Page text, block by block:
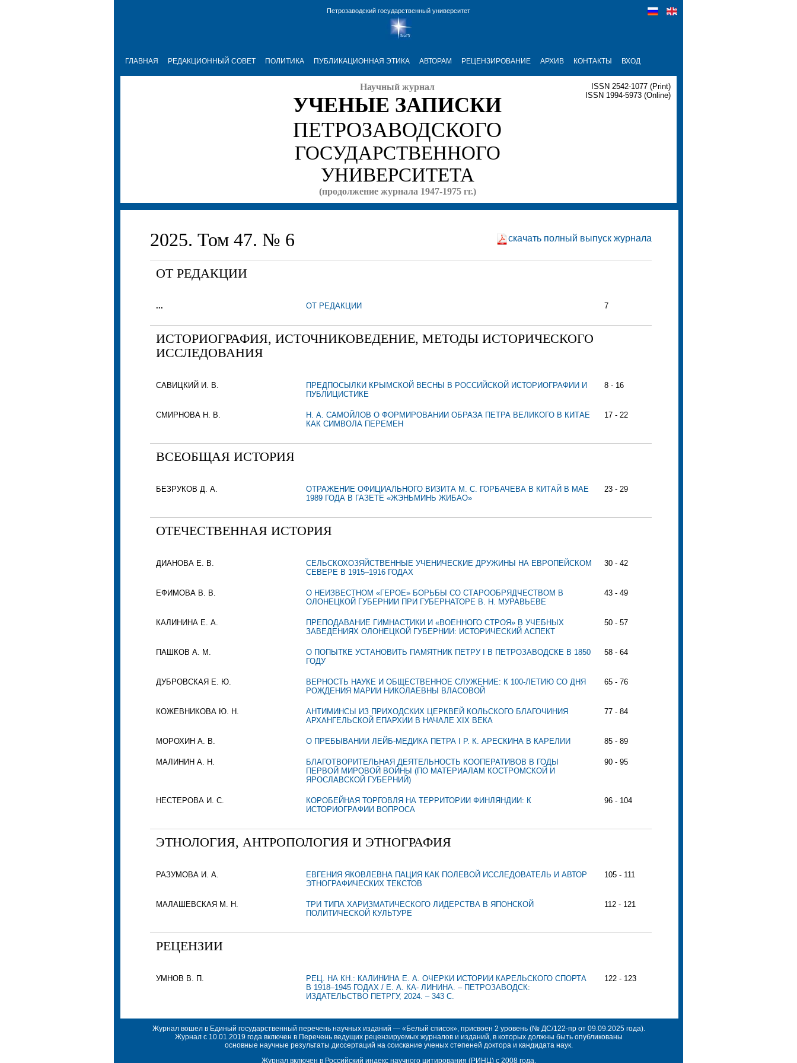
Петрозаводский государственный университет
ГЛАВНАЯ РЕДАКЦИОННЫЙ СОВЕТ ПОЛИТИКА ПУБЛИКАЦИОННАЯ ЭТИКА АВТОРАМ РЕЦЕНЗИРОВАНИЕ АРХИВ КОНТАКТЫ ВХОД
Научный журнал
УЧЕНЫЕ ЗАПИСКИ
ПЕТРОЗАВОДСКОГО
ГОСУДАРСТВЕННОГО
УНИВЕРСИТЕТА
(продолжение журнала 1947-1975 гг.)
ISSN 2542-1077 (Print)
ISSN 1994-5973 (Online)
2025. Том 47. № 6 скачать полный выпуск журнала
ОТ РЕДАКЦИИ
... ОТ РЕДАКЦИИ 7
ИСТОРИОГРАФИЯ, ИСТОЧНИКОВЕДЕНИЕ, МЕТОДЫ ИСТОРИЧЕСКОГО
ИССЛЕДОВАНИЯ
САВИЦКИЙ И. В.
ПРЕДПОСЫЛКИ КРЫМСКОЙ ВЕСНЫ В РОССИЙСКОЙ ИСТОРИОГРАФИИ И
ПУБЛИЦИСТИКЕ
8 - 16
СМИРНОВА Н. В.
Н. А. САМОЙЛОВ О ФОРМИРОВАНИИ ОБРАЗА ПЕТРА ВЕЛИКОГО В КИТАЕ
КАК СИМВОЛА ПЕРЕМЕН
17 - 22
ВСЕОБЩАЯ ИСТОРИЯ
БЕЗРУКОВ Д. А.
ОТРАЖЕНИЕ ОФИЦИАЛЬНОГО ВИЗИТА М. С. ГОРБАЧЕВА В КИТАЙ В МАЕ
1989 ГОДА В ГАЗЕТЕ «ЖЭНЬМИНЬ ЖИБАО»
23 - 29
ОТЕЧЕСТВЕННАЯ ИСТОРИЯ
ДИАНОВА Е. В.
СЕЛЬСКОХОЗЯЙСТВЕННЫЕ УЧЕНИЧЕСКИЕ ДРУЖИНЫ НА ЕВРОПЕЙСКОМ
СЕВЕРЕ В 1915–1916 ГОДАХ
30 - 42
ЕФИМОВА В. В.
О НЕИЗВЕСТНОМ «ГЕРОЕ» БОРЬБЫ СО СТАРООБРЯДЧЕСТВОМ В
ОЛОНЕЦКОЙ ГУБЕРНИИ ПРИ ГУБЕРНАТОРЕ В. Н. МУРАВЬЕВЕ
43 - 49
КАЛИНИНА Е. А.
ПРЕПОДАВАНИЕ ГИМНАСТИКИ И «ВОЕННОГО СТРОЯ» В УЧЕБНЫХ
ЗАВЕДЕНИЯХ ОЛОНЕЦКОЙ ГУБЕРНИИ: ИСТОРИЧЕСКИЙ АСПЕКТ
50 - 57
ПАШКОВ А. М.
О ПОПЫТКЕ УСТАНОВИТЬ ПАМЯТНИК ПЕТРУ I В ПЕТРОЗАВОДСКЕ В 1850
ГОДУ
58 - 64
ДУБРОВСКАЯ Е. Ю.
ВЕРНОСТЬ НАУКЕ И ОБЩЕСТВЕННОЕ СЛУЖЕНИЕ: К 100-ЛЕТИЮ СО ДНЯ
РОЖДЕНИЯ МАРИИ НИКОЛАЕВНЫ ВЛАСОВОЙ
65 - 76
КОЖЕВНИКОВА Ю. Н.
АНТИМИНСЫ ИЗ ПРИХОДСКИХ ЦЕРКВЕЙ КОЛЬСКОГО БЛАГОЧИНИЯ
АРХАНГЕЛЬСКОЙ ЕПАРХИИ В НАЧАЛЕ XIX ВЕКА
77 - 84
МОРОХИН А. В. О ПРЕБЫВАНИИ ЛЕЙБ-МЕДИКА ПЕТРА I Р. К. АРЕСКИНА В КАРЕЛИИ 85 - 89
МАЛИНИН А. Н.
БЛАГОТВОРИТЕЛЬНАЯ ДЕЯТЕЛЬНОСТЬ КООПЕРАТИВОВ В ГОДЫ
ПЕРВОЙ МИРОВОЙ ВОЙНЫ (ПО МАТЕРИАЛАМ КОСТРОМСКОЙ И
ЯРОСЛАВСКОЙ ГУБЕРНИЙ)
90 - 95
НЕСТЕРОВА И. С.
КОРОБЕЙНАЯ ТОРГОВЛЯ НА ТЕРРИТОРИИ ФИНЛЯНДИИ: К
ИСТОРИОГРАФИИ ВОПРОСА
96 - 104
ЭТНОЛОГИЯ, АНТРОПОЛОГИЯ И ЭТНОГРАФИЯ
РАЗУМОВА И. А.
ЕВГЕНИЯ ЯКОВЛЕВНА ПАЦИЯ КАК ПОЛЕВОЙ ИССЛЕДОВАТЕЛЬ И АВТОР
ЭТНОГРАФИЧЕСКИХ ТЕКСТОВ
105 - 111
МАЛАШЕВСКАЯ М. Н.
ТРИ ТИПА ХАРИЗМАТИЧЕСКОГО ЛИДЕРСТВА В ЯПОНСКОЙ
ПОЛИТИЧЕСКОЙ КУЛЬТУРЕ
112 - 121
РЕЦЕНЗИИ
УМНОВ В. П.
РЕЦ. НА КН.: КАЛИНИНА Е. А. ОЧЕРКИ ИСТОРИИ КАРЕЛЬСКОГО СПОРТА
В 1918–1945 ГОДАХ / Е. А. КА- ЛИНИНА. – ПЕТРОЗАВОДСК:
ИЗДАТЕЛЬСТВО ПЕТРГУ, 2024. – 343 С.
122 - 123
Журнал вошел в Единый государственный перечень научных изданий — «Белый список», присвоен 2 уровень (№ ДС/122-пр от 09.09.2025 года).
Журнал с 10.01.2019 года включен в Перечень ведущих рецензируемых журналов и изданий, в которых должны быть опубликованы
основные научные результаты диссертаций на соискание ученых степеней доктора и кандидата наук.
Журнал включен в Российский индекс научного цитирования (РИНЦ) с 2008 года.